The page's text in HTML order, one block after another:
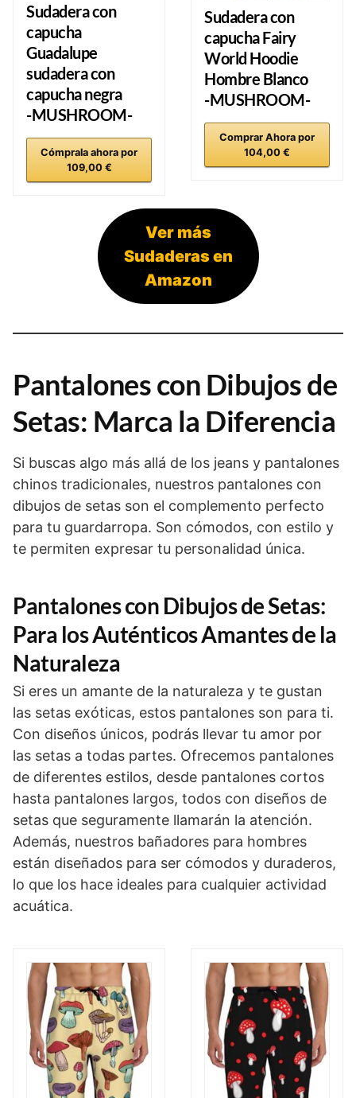
Sudadera con
capucha
Guadalupe
sudadera con
capucha negra
-MUSHROOM-
Cómprala ahora por
109,00 €
Sudadera con
capucha Fairy
World Hoodie
Hombre Blanco
-MUSHROOM-
Comprar Ahora por
104,00 €
Ver más
Sudaderas en
Amazon
Pantalones con Dibujos de
Setas: Marca la Diferencia
Si buscas algo más allá de los jeans y pantalones
chinos tradicionales, nuestros pantalones con
dibujos de setas son el complemento perfecto
para tu guardarropa. Son cómodos, con estilo y
te permiten expresar tu personalidad única.
Pantalones con Dibujos de Setas:
Para los Auténticos Amantes de la
Naturaleza
Si eres un amante de la naturaleza y te gustan
las setas exóticas, estos pantalones son para ti.
Con diseños únicos, podrás llevar tu amor por
las setas a todas partes. Ofrecemos pantalones
de diferentes estilos, desde pantalones cortos
hasta pantalones largos, todos con diseños de
setas que seguramente llamarán la atención.
Además, nuestros bañadores para hombres
están diseñados para ser cómodos y duraderos,
lo que los hace ideales para cualquier actividad
acuática.